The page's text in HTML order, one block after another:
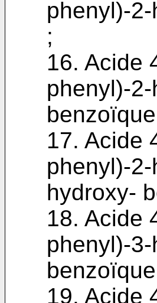
phenyl)-
;
16. Acide
phenyl)-
17. Acide
phenyl)-
hydroxy-
18. Acide
phenyl)-
19. Acide